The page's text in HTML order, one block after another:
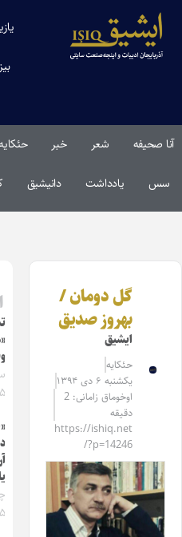
آنا صحیفه شعر خبر
سس یادداشت دانیشیق
گل دومان /
بهروز صدیق
ایشیق
حئکایه
یکشنبه ۶ دی ۱۳۹۴
اوخوماق زامانی: 2
دقیقه
https://ishiq.net
/?p=14246